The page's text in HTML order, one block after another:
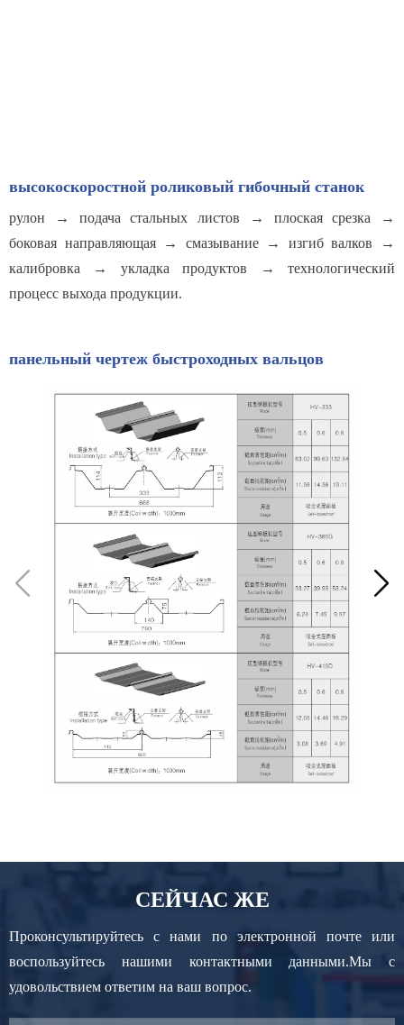
высокоскоростной роликовый гибочный станок
рулон → подача стальных листов → плоская срезка →
боковая направляющая → смазывание → изгиб валков →
калибровка → укладка продуктов → технологический
процесс выхода продукции.
панельный чертеж быстроходных вальцов
 
СЕЙЧАС ЖЕ
Проконсультируйтесь с нами по электронной почте или
воспользуйтесь нашими контактными данными.Мы с
удовольствием ответим на ваш вопрос.